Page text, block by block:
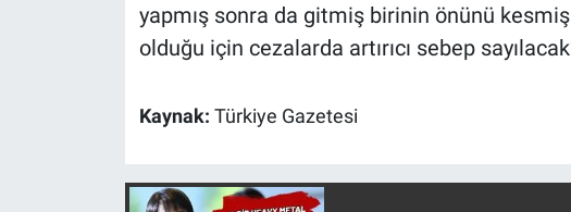
yapmış sonra da gitmiş birinin önünü
olduğu için cezalarda artırıcı sebep
Kaynak: Türkiye Gazetesi
Canlı Yayın